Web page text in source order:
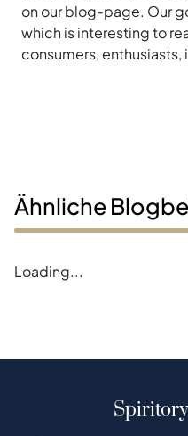
on our blog-page. Our
which is interesting to
consumers,
Ähnliche
Loading...